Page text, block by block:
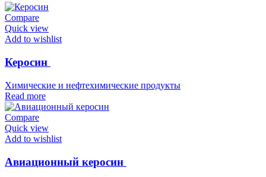
Compare
Quick view
Add to wishlist
Керосин
Химические и нефтехимические продукты
Read more
Compare
Quick view
Add to wishlist
Авиационный керосин